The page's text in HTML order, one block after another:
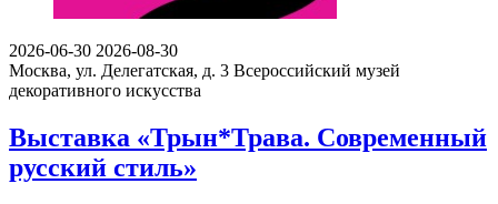
2026-06-30 2026-08-30
Москва, ул. Делегатская, д. 3 Всероссийский музей
декоративного искусства
Выставка «Трын*Трава. Современный
русский стиль»